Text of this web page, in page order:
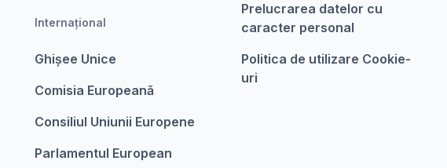
Internațional
Ghișee Unice
Comisia Europeanǎ
Consiliul Uniunii Europene
Parlamentul European
Prelucrarea datelor cu
caracter personal
Politica de utilizare Cookie-
uri